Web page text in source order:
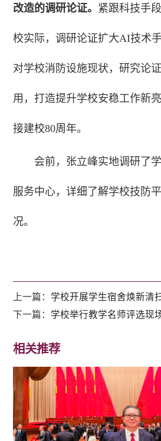
改造的调研论证。 紧跟科技手
校实际，调研论证扩大AI技术
对学校消防设施现状，研究论
用，打造提升学校安稳工作新
接建校80周年。
会前，张立峰实地调研了
服务中心，详细了解学校技防
况。
上一篇： 学校开展学生宿舍焕新清
下一篇： 学校举行教学名师评选现
相关推荐